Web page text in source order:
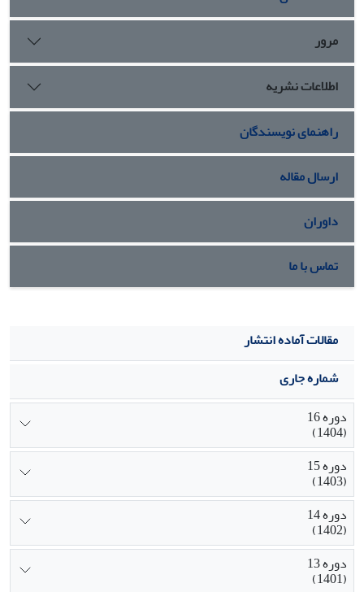
مرور
اطلاعات نشریه
راهنمای نویسندگان
ارسال مقاله
داوران
تماس با ما
مقالات آماده انتشار
شماره جاری
دوره 16
(1404)
دوره 15
(1403)
دوره 14
(1402)
دوره 13
(1401)